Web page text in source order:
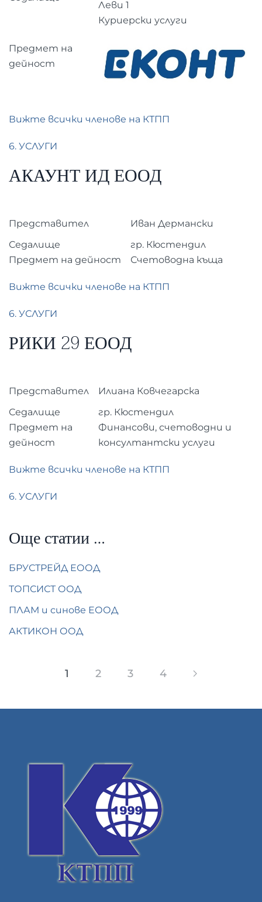
Леви 1
Предмет на
дейност
Куриерски услуги
Вижте всички членове на КТПП
6. УСЛУГИ
АКАУНТ ИД ЕООД
Представител
Иван Дермански
Седалище
гр. Кюстендил
Предмет на дейност
Счетоводна къща
Вижте всички членове на КТПП
6. УСЛУГИ
РИКИ 29 ЕООД
Представител
Илиана Ковчегарска
Седалище
гр. Кюстендил
Предмет на
дейност
Финансови, счетоводни и
консултантски услуги
Вижте всички членове на КТПП
6. УСЛУГИ
Още статии …
БРУСТРЕЙД ЕООД
ТОПСИСТ ООД
ПЛАМ и синове ЕООД
АКТИКОН ООД
1 2 3 4